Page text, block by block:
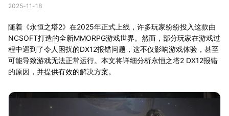
2025-11-18
随着《永恒之塔2》在2025年正式上线，许多玩家纷纷投入这款由
NCSOFT打造的全新MMORPG游戏世界。然而，部分玩家在游戏过
程中遇到了令人困扰的DX12报错问题，这不仅影响游戏体验，甚至
可能导致游戏无法正常运行。本文将详细分析永恒之塔2 DX12报错
的原因，并提供有效的解决方案。